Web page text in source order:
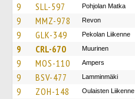
9 SLL-597 Pohjolan Matka
9 MMZ-978 Revon
9 GLK-349 Pekolan Liikenne
9 CRL-670 Muurinen
9 MOS-110 Ampers
9 BSV-477 Lamminmäki
9 ZOH-148 Oulaisten Liikenne